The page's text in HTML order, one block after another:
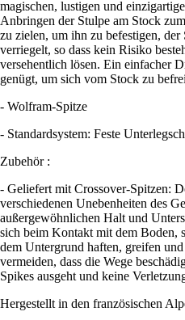
magischen, lustigen und
Anbringen der Stulpe am Stock
zu zielen, um ihn zu befestigen,
verriegelt, so dass kein Risiko
versehentlich lösen. Ein einfacher
genügt, um sich vom Stock zu
- Wolfram-Spitze
- Standardsystem: Feste
Zubehör :
- Geliefert mit Crossover-Spitzen:
verschiedenen Unebenheiten des
außergewöhnlichen Halt und
sich beim Kontakt mit dem Boden,
dem Untergrund haften, greifen
vermeiden, dass die Wege
Spikes ausgeht und keine
Hergestellt in den französischen